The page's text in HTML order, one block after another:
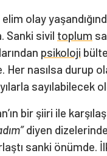
olay
Sanki sivil toplum
psikoloji
Her nasılsa durup
sayılabilecek
bir şiiri ile
diyen
sanki önümde.